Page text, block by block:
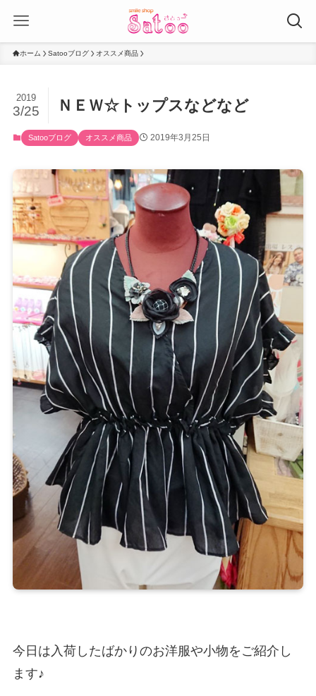
ホーム Satooブログ オススメ商品
ＮＥＷ☆トップスなどなど
2019
3/25
Satooブログ オススメ商品 2019年3月25日
今日は入荷したばかりのお洋服や小物をご紹介し
ます♪